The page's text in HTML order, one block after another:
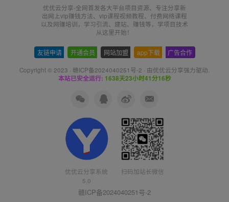
优优云分享-全网首发各大平台项目资源、专注分享新
出网上vip赚钱方法、vip课程视频教程、付费网络课程
以及网赚培训，学习引流、建站、赚钱等，学项目技术
从这里开始！
友链申请 开通会员 网站加盟 app下载 广告合作
Copyright © 2023 · 赣ICP备2024040251号-2 · 由优优云分享强力驱动.
本站已安全运行: 1638天23小时41分17秒
优优云分享系统
5.0
扫码加站长微信
赣ICP备2024040251号-2